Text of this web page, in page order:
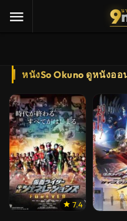
9น
หนังSo Okuno ดูหนังอ
7.4